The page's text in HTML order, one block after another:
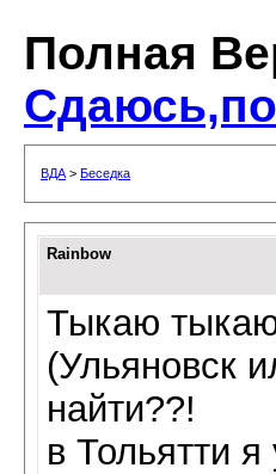
Полная
ВДА > Беседка
Rainbow
Тыкаю тыкаю
(Ульяновск
найти??!
в Тольятти